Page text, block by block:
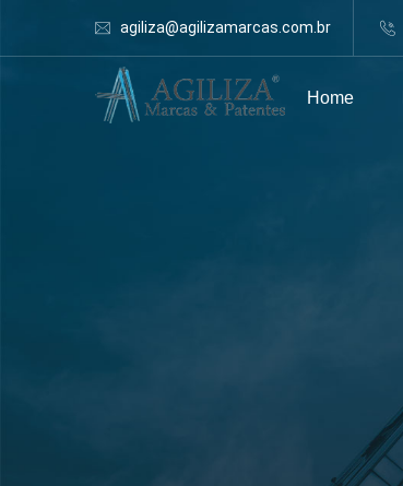
agiliza@agilizamarcas.com.br
Home